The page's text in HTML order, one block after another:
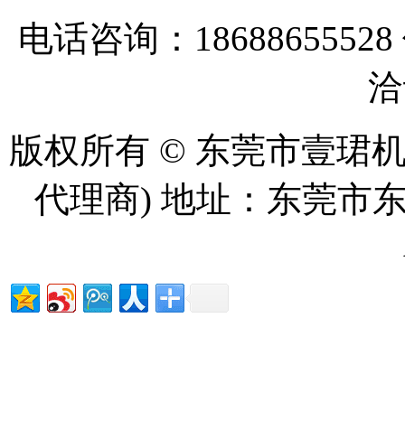
电话咨询：
版权所有 © 东莞市壹珺
代理商) 地址：东莞市